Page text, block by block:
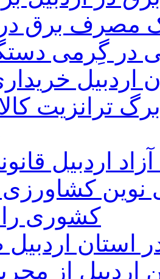
مصرف برق در
در گِرمی
اردبیل
کالا
اردبیل
نوین کشاورزی
کشوری
استان
از